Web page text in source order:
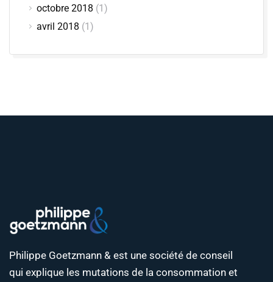
octobre 2018 (1)
avril 2018 (1)
Philippe Goetzmann & est une société de conseil
qui explique les mutations de la consommation et